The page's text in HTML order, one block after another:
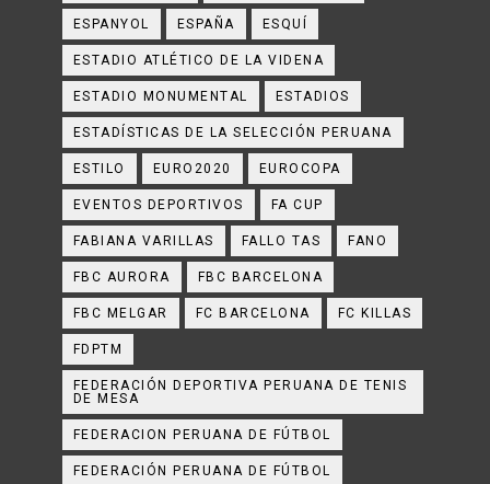
ESPANYOL ESPAÑA ESQUÍ
ESTADIO ATLÉTICO DE LA VIDENA
ESTADIO MONUMENTAL ESTADIOS
ESTADÍSTICAS DE LA SELECCIÓN PERUANA
ESTILO EURO2020 EUROCOPA
EVENTOS DEPORTIVOS FA CUP
FABIANA VARILLAS FALLO TAS FANO
FBC AURORA FBC BARCELONA
FBC MELGAR FC BARCELONA FC KILLAS
FDPTM
FEDERACIÓN DEPORTIVA PERUANA DE TENIS
DE MESA
FEDERACION PERUANA DE FÚTBOL
FEDERACIÓN PERUANA DE FÚTBOL